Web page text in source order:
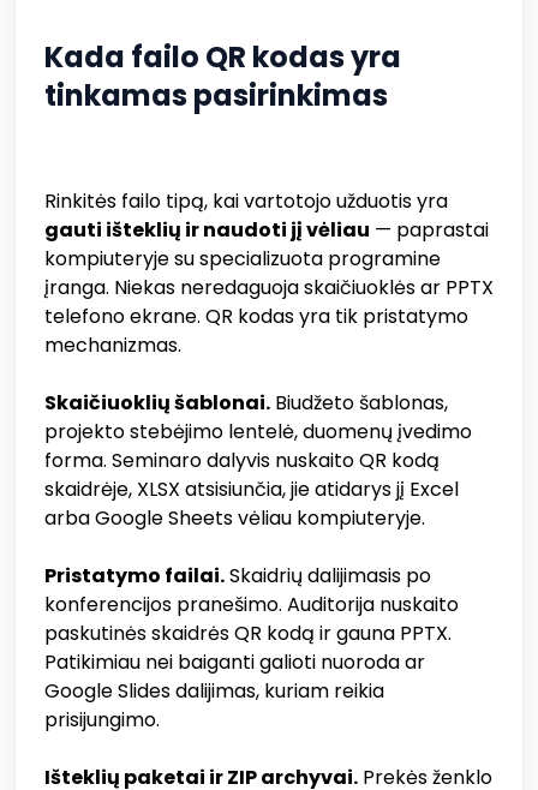
Kada failo QR kodas yra
tinkamas pasirinkimas
Rinkitės failo tipą, kai vartotojo užduotis yra
gauti išteklių ir naudoti jį vėliau — paprastai
kompiuteryje su specializuota programine
įranga. Niekas neredaguoja skaičiuoklės ar PPTX
telefono ekrane. QR kodas yra tik pristatymo
mechanizmas.
Skaičiuoklių šablonai. Biudžeto šablonas,
projekto stebėjimo lentelė, duomenų įvedimo
forma. Seminaro dalyvis nuskaito QR kodą
skaidrėje, XLSX atsisiunčia, jie atidarys jį Excel
arba Google Sheets vėliau kompiuteryje.
Pristatymo failai.Skaidrių dalijimasis po
konferencijos pranešimo. Auditorija nuskaito
paskutinės skaidrės QR kodą ir gauna PPTX.
Patikimiau nei baiganti galioti nuoroda ar
Google Slides dalijimas, kuriam reikia
prisijungimo.
Išteklių paketai ir ZIP archyvai. Prekės ženklo